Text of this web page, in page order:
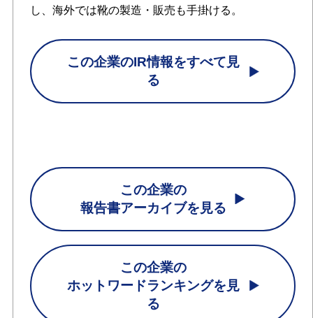
し、海外では靴の製造・販売も手掛ける。
この企業のIR情報をすべて見
る
この企業の
報告書アーカイブを見る
この企業の
ホットワードランキングを見
る